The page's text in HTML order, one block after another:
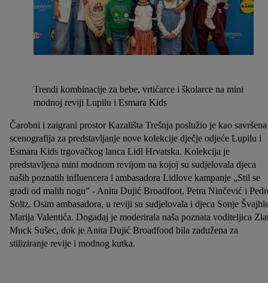
Trendi kombinacije za bebe, vrtićarce i školarce na mini
modnoj reviji Lupilu i Esmara Kids
Čarobni i zaigrani prostor Kazališta Trešnja poslužio je kao savršena
scenografija za predstavljanje nove kolekcije dječje odjeće Lupilu i
Esmara Kids trgovačkog lanca Lidl Hrvatska. Kolekcija je
predstavljena mini modnom revijom na kojoj su sudjelovala djeca
naših poznatih influencera i ambasadora Lidlove kampanje „Stil se
gradi od malih nogu” - Anita Dujić Broadfoot, Petra Ninčević i
Soltz. Osim ambasadora, u reviji su sudjelovala i djeca Sonje
Marija Valentića. Događaj je moderirala naša poznata voditeljica
Muck Sušec, dok je Anita Dujić Broadfood bila zadužena za
stiliziranje revije i modnog kutka.